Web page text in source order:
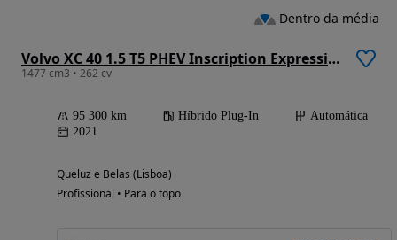
Volvo XC 40 1.5 T5 PHEV Inscription Expression
1477 cm3 • 262 cv
95 300 km Híbrido Plug-In
Automática
2021
Queluz e Belas (Lisboa)
Profissional • Para o topo
Dentro da média